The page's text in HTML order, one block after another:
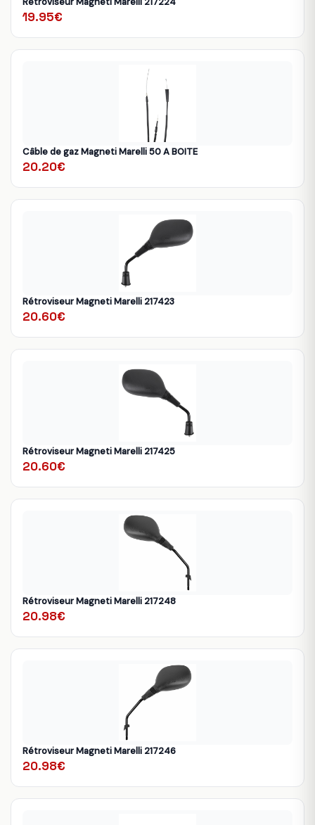
19.95€
Câble de gaz Magneti Marelli 50 A BOITE
20.20€
Rétroviseur Magneti Marelli 217423
20.60€
Rétroviseur Magneti Marelli 217425
20.60€
Rétroviseur Magneti Marelli 217248
20.98€
Rétroviseur Magneti Marelli 217246
20.98€